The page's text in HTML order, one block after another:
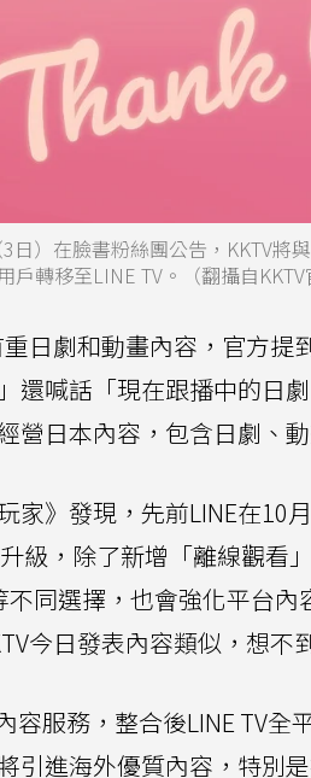
3日）在臉書粉絲團公告，KKTV將
戶轉移至LINE TV。（翻攝自KKTV
重日劇和動畫內容，官方提
還喊話「現在跟播中的日
營日本內容，包含日劇、
家》發現，先前LINE在10
級，除了新增「離線觀看
不同選擇，也會強化平台
今日發表內容類似，想不
容服務，整合後LINE TV
引進海外優質內容，特別